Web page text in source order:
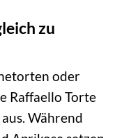
zu
oder
Raffaello Torte
Während